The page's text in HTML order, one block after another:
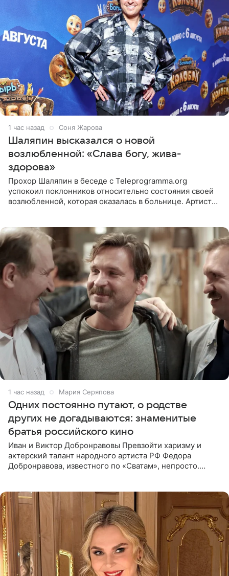
1 час назад Соня Жарова
Шаляпин высказался о новой
возлюбленной: «Слава богу, жива-
здорова»
Прохор Шаляпин в беседе с Teleprogramma.org
успокоил поклонников относительно состояния своей
возлюбленной, которая оказалась в больнице. Артист
1 час назад Мария Серяпова
Одних постоянно путают, о родстве
других не догадываются: знаменитые
братья российского кино
Иван и Виктор Добронравовы Превзойти харизму и
актерский талант народного артиста РФ Федора
Добронравова, известного по «Сватам», непросто.